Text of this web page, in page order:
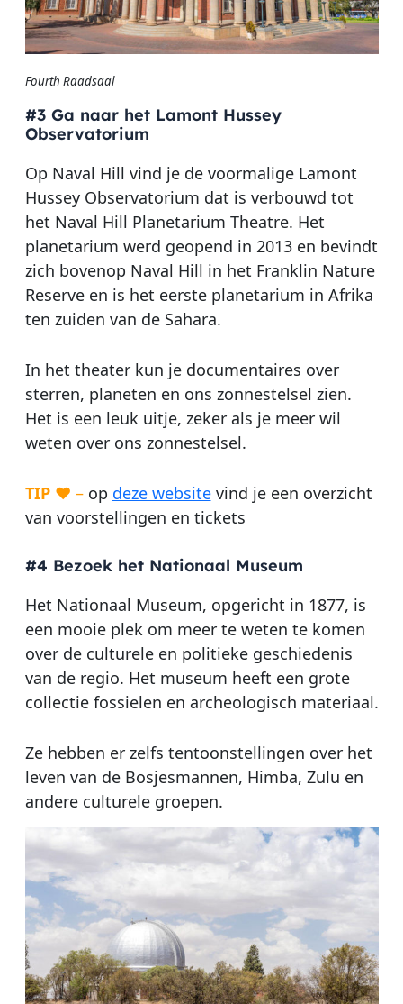
Fourth Raadsaal
#3 Ga naar het Lamont Hussey
Observatorium
Op Naval Hill vind je de voormalige Lamont
Hussey Observatorium dat is verbouwd tot
het Naval Hill Planetarium Theatre. Het
planetarium werd geopend in 2013 en bevindt
zich bovenop Naval Hill in het Franklin Nature
Reserve en is het eerste planetarium in Afrika
ten zuiden van de Sahara.
In het theater kun je documentaires over
sterren, planeten en ons zonnestelsel zien.
Het is een leuk uitje, zeker als je meer wil
weten over ons zonnestelsel.
TIP♥ –op deze websitevind je een overzicht
van voorstellingen en tickets
#4 Bezoek het Nationaal Museum
Het Nationaal Museum, opgericht in 1877, is
een mooie plek om meer te weten te komen
over de culturele en politieke geschiedenis
van de regio. Het museum heeft een grote
collectie fossielen en archeologisch materiaal.
Ze hebben er zelfs tentoonstellingen over het
leven van de Bosjesmannen, Himba, Zulu en
andere culturele groepen.